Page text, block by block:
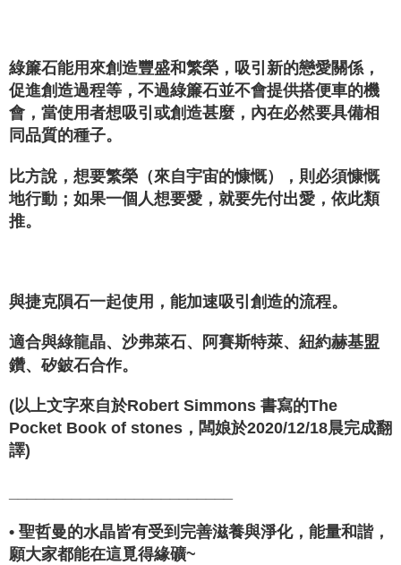
綠簾石能用來創造豐盛和繁榮，吸引新的戀愛關係，
促進創造過程等，不過綠簾石並不會提供搭便車的機
會，當使用者想吸引或創造甚麼，內在必然要具備相
同品質的種子。
比方說，想要繁榮（來自宇宙的慷慨），則必須慷慨
地行動；如果一個人想要愛，就要先付出愛，依此類
推。
與捷克隕石一起使用，能加速吸引創造的流程。
適合與綠龍晶、沙弗萊石、阿賽斯特萊、紐約赫基盟
鑽、矽鈹石合作。
(以上文字來自於Robert Simmons 書寫的The
Pocket Book of stones，闆娘於2020/12/18晨完成翻
譯)
• 聖哲曼的水晶皆有受到完善滋養與淨化，能量和諧，
願大家都能在這覓得緣礦~